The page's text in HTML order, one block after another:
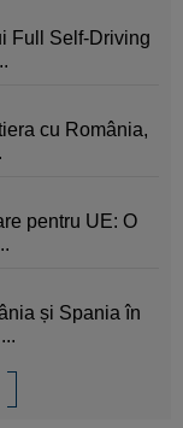
Full Self-Driving
cu România,
pentru UE: O
și Spania în